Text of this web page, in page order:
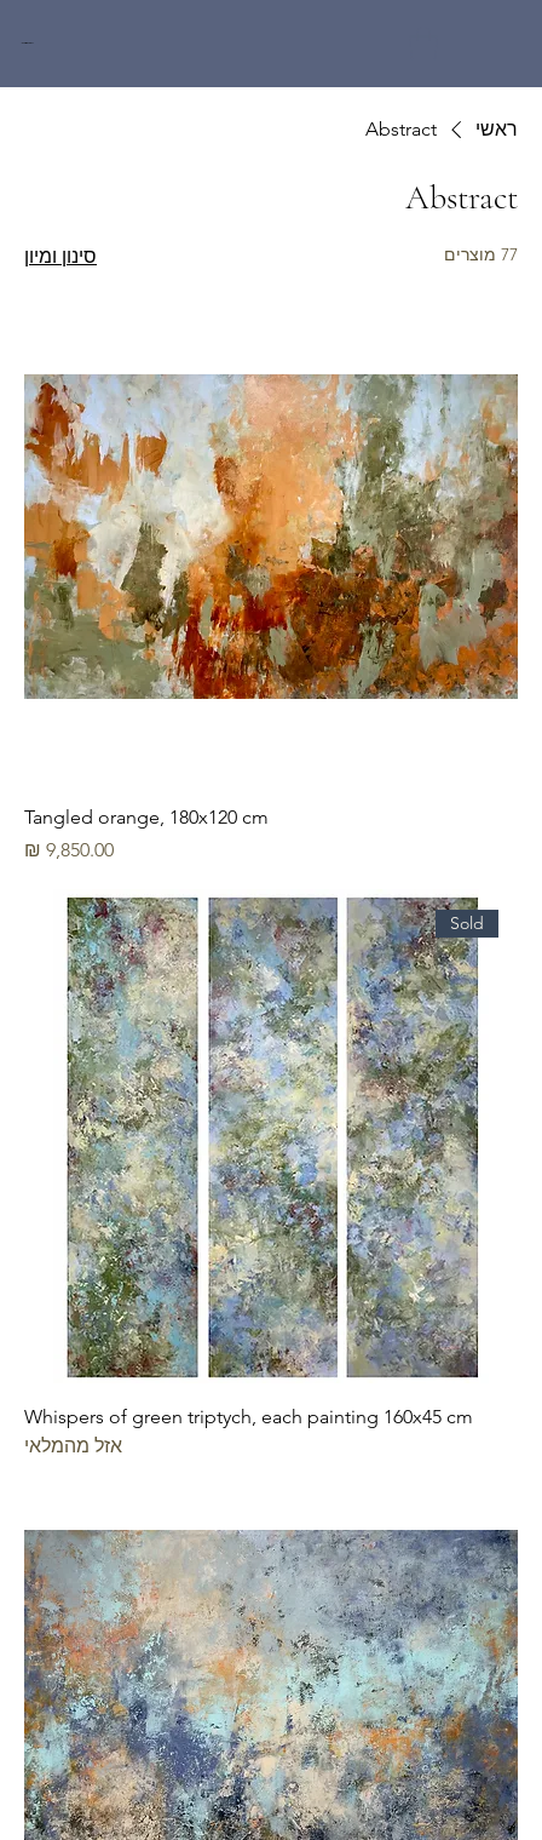
Miri Baruch
ראשי Abstract
Abstract
77 מוצרים סינון ומיון
Tangled orange, 180x120 cm
מחיר
Sold
Whispers of green triptych, each painting 160x45 cm
אזל מהמלאי